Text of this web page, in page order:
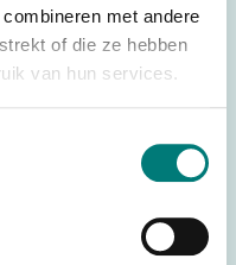
met andere
of die ze hebben
van hun services.